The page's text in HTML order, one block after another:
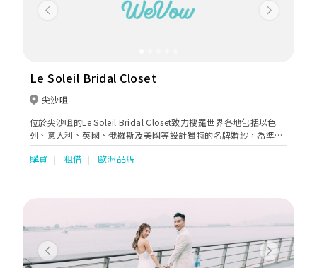
Previous Next
Le Soleil Bridal Closet
尖沙咀
位於尖沙咀的Le Soleil Bridal Closet致力搜羅世界各地包括以色
列、意大利、英國、俄羅斯及美國等設計獨特的名牌婚紗，為準新
娘帶來不同類型、不同風格的婚紗，無論是20年代Gatsby華麗
風、優雅的vintage復古風，以至時尚簡約的輕婚紗，都能滿足不同
購買 租借 歐洲品牌
Previous Next